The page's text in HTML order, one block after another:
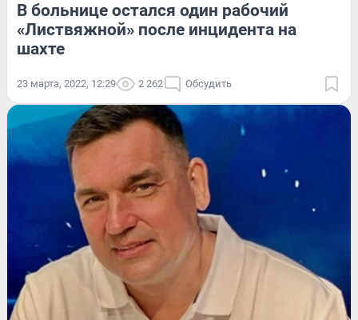
В больнице остался один рабочий
«Листвяжной» после инцидента на
шахте
23 марта, 2022, 12:29 2 262 Обсудить